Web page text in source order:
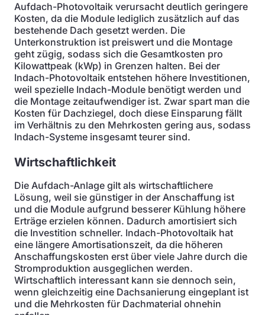
Aufdach-Photovoltaik verursacht deutlich geringere
Kosten, da die Module lediglich zusätzlich auf das
bestehende Dach gesetzt werden. Die
Unterkonstruktion ist preiswert und die Montage
geht zügig, sodass sich die Gesamtkosten pro
Kilowattpeak (kWp) in Grenzen halten. Bei der
Indach-Photovoltaik entstehen höhere Investitionen,
weil spezielle Indach-Module benötigt werden und
die Montage zeitaufwendiger ist. Zwar spart man die
Kosten für Dachziegel, doch diese Einsparung fällt
im Verhältnis zu den Mehrkosten gering aus, sodass
Indach-Systeme insgesamt teurer sind.
Wirtschaftlichkeit
Die Aufdach-Anlage gilt als wirtschaftlichere
Lösung, weil sie günstiger in der Anschaffung ist
und die Module aufgrund besserer Kühlung höhere
Erträge erzielen können. Dadurch amortisiert sich
die Investition schneller. Indach-Photovoltaik hat
eine längere Amortisationszeit, da die höheren
Anschaffungskosten erst über viele Jahre durch die
Stromproduktion ausgeglichen werden.
Wirtschaftlich interessant kann sie dennoch sein,
wenn gleichzeitig eine Dachsanierung eingeplant ist
und die Mehrkosten für Dachmaterial ohnehin